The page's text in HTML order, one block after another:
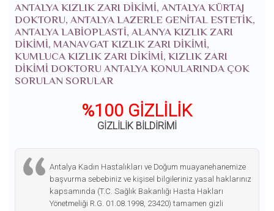
ANTALYA KIZLIK ZARI DIKIMI, ANTALYA KÜRTAJ
DOKTORU, ANTALYA LAZERLE GENITAL ESTETIK,
ANTALYA LABIOPLASTI, ALANYA KIZLIK ZARI
DIKIMI, MANAVGAT KIZLIK ZARI DIKIMI,
KUMLUCA KIZLIK ZARI DIKIMI, KIZLIK ZARI
DIKIMI DOKTORU ANTALYA KONULARINDA ÇOK
SORULAN SORULAR
%100 GİZLİLİK
GİZLİLİK BİLDİRİMİ
Antalya Kadın Hastalıkları ve Doğum muayanehanemize
başvurma sebebiniz ve kişisel bilgileriniz yasal haklarınız
kapsamında (T.C. Sağlık Bakanlığı Hasta Hakları
Yönetmeliği R.G. 01.08.1998, 23420) tamamen gizli